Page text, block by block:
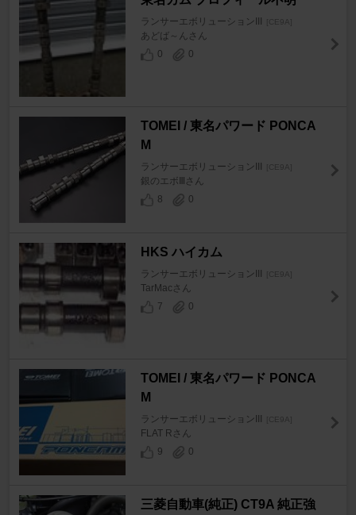
ランサーエボリューションIII [CE9A]
あどば～んさん
0
0
TOMEI / 東名パワード PONCA
M
ランサーエボリューションIII [CE9A]
銀のエボⅢさん
8
0
HKS ハイカム
ランサーエボリューションIII [CE9A]
TarMacさん
7
0
TOMEI / 東名パワード PONCA
M
ランサーエボリューションIII [CE9A]
FLAT Rさん
9
0
三菱自動車(純正) CT9A 純正強